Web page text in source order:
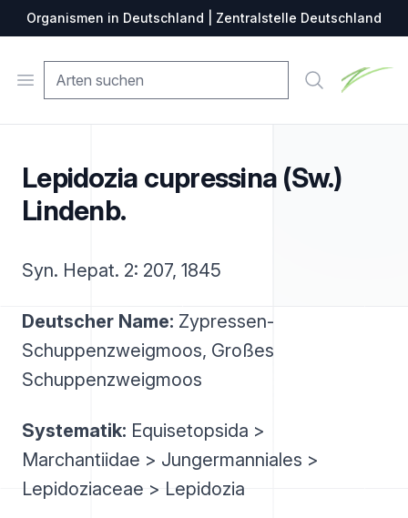
Organismen in Deutschland | Zentralstelle Deutschland
Open menu Suche
Lepidozia cupressina (Sw.)
Lindenb.
Syn. Hepat. 2: 207, 1845
Deutscher Name: Zypressen-
Schuppenzweigmoos, Großes
Schuppenzweigmoos
Systematik: Equisetopsida >
Marchantiidae > Jungermanniales >
Lepidoziaceae > Lepidozia